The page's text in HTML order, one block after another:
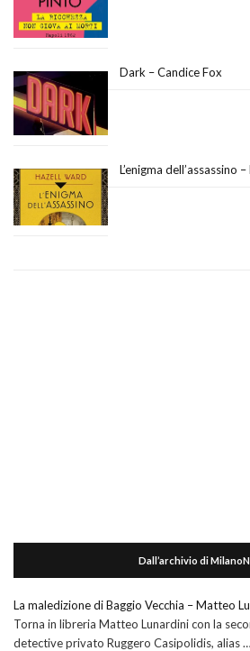
Dark – Candice Fox
L’enigma dell’assassino
Dall’archivio di
La maledizione di Baggio Vecchia – Matteo
Torna in libreria Matteo Lunardini con la
detective privato Ruggero Casipolidis, alias …